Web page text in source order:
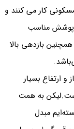
3 فاز صنعتی و 200 ولت مسکونی کار می کنند و
مناسب
بازدهی بالا
ارتفاع بسیار
به همت
مبدل